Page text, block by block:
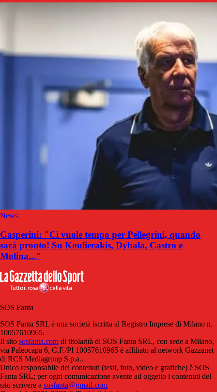
News
Gasperini: "Ci vuole tempo per Pellegrini, quando
sarà pronto! Su Koulierakis, Dybala, Castro e
Molina..."
SOS Fanta
SOS Fanta SRL è una società iscritta al Registro Imprese di Milano n.
10057610965.
Il sito sosfanta.com di titolarità di SOS Fanta SRL, con sede a Milano,
via Paleocapa 6, C.F./PI 10057610965 è affiliato al network Gazzanet
di RCS Mediagroup S.p.a..
Unico responsabile dei contenuti (testi, foto, video e grafiche) è SOS
Fanta SRL; per ogni comunicazione avente ad oggetto i contenuti del
sito scrivere a sosfanta@gmail.com